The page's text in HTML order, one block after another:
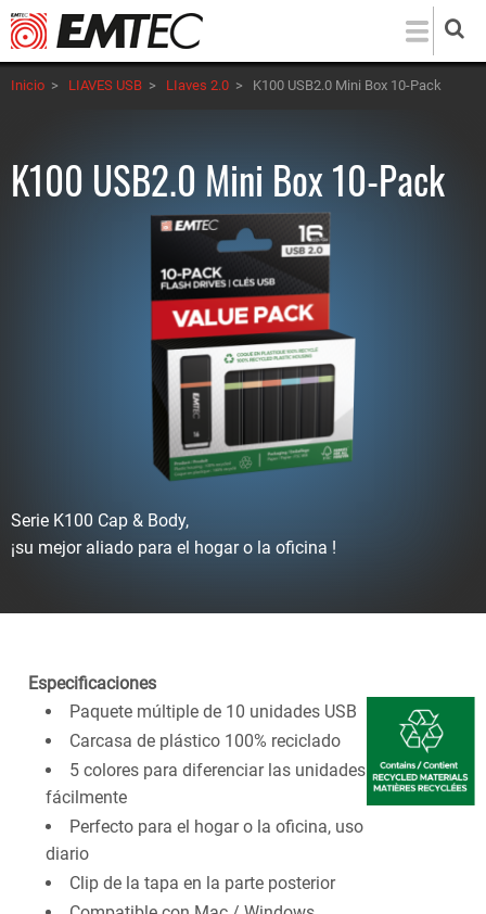
Pasar
al
contenido
principal
Inicio > LIAVES USB > LIaves 2.0 > K100 USB2.0 Mini Box 10-Pack
K100 USB2.0 Mini Box 10-Pack
Serie K100 Cap & Body,
¡su mejor aliado para el hogar o la oficina !
Especificaciones
Paquete múltiple de 10 unidades USB
Carcasa de plástico 100% reciclado
5 colores para diferenciar las unidades
fácilmente
Perfecto para el hogar o la oficina, uso
diario
Clip de la tapa en la parte posterior